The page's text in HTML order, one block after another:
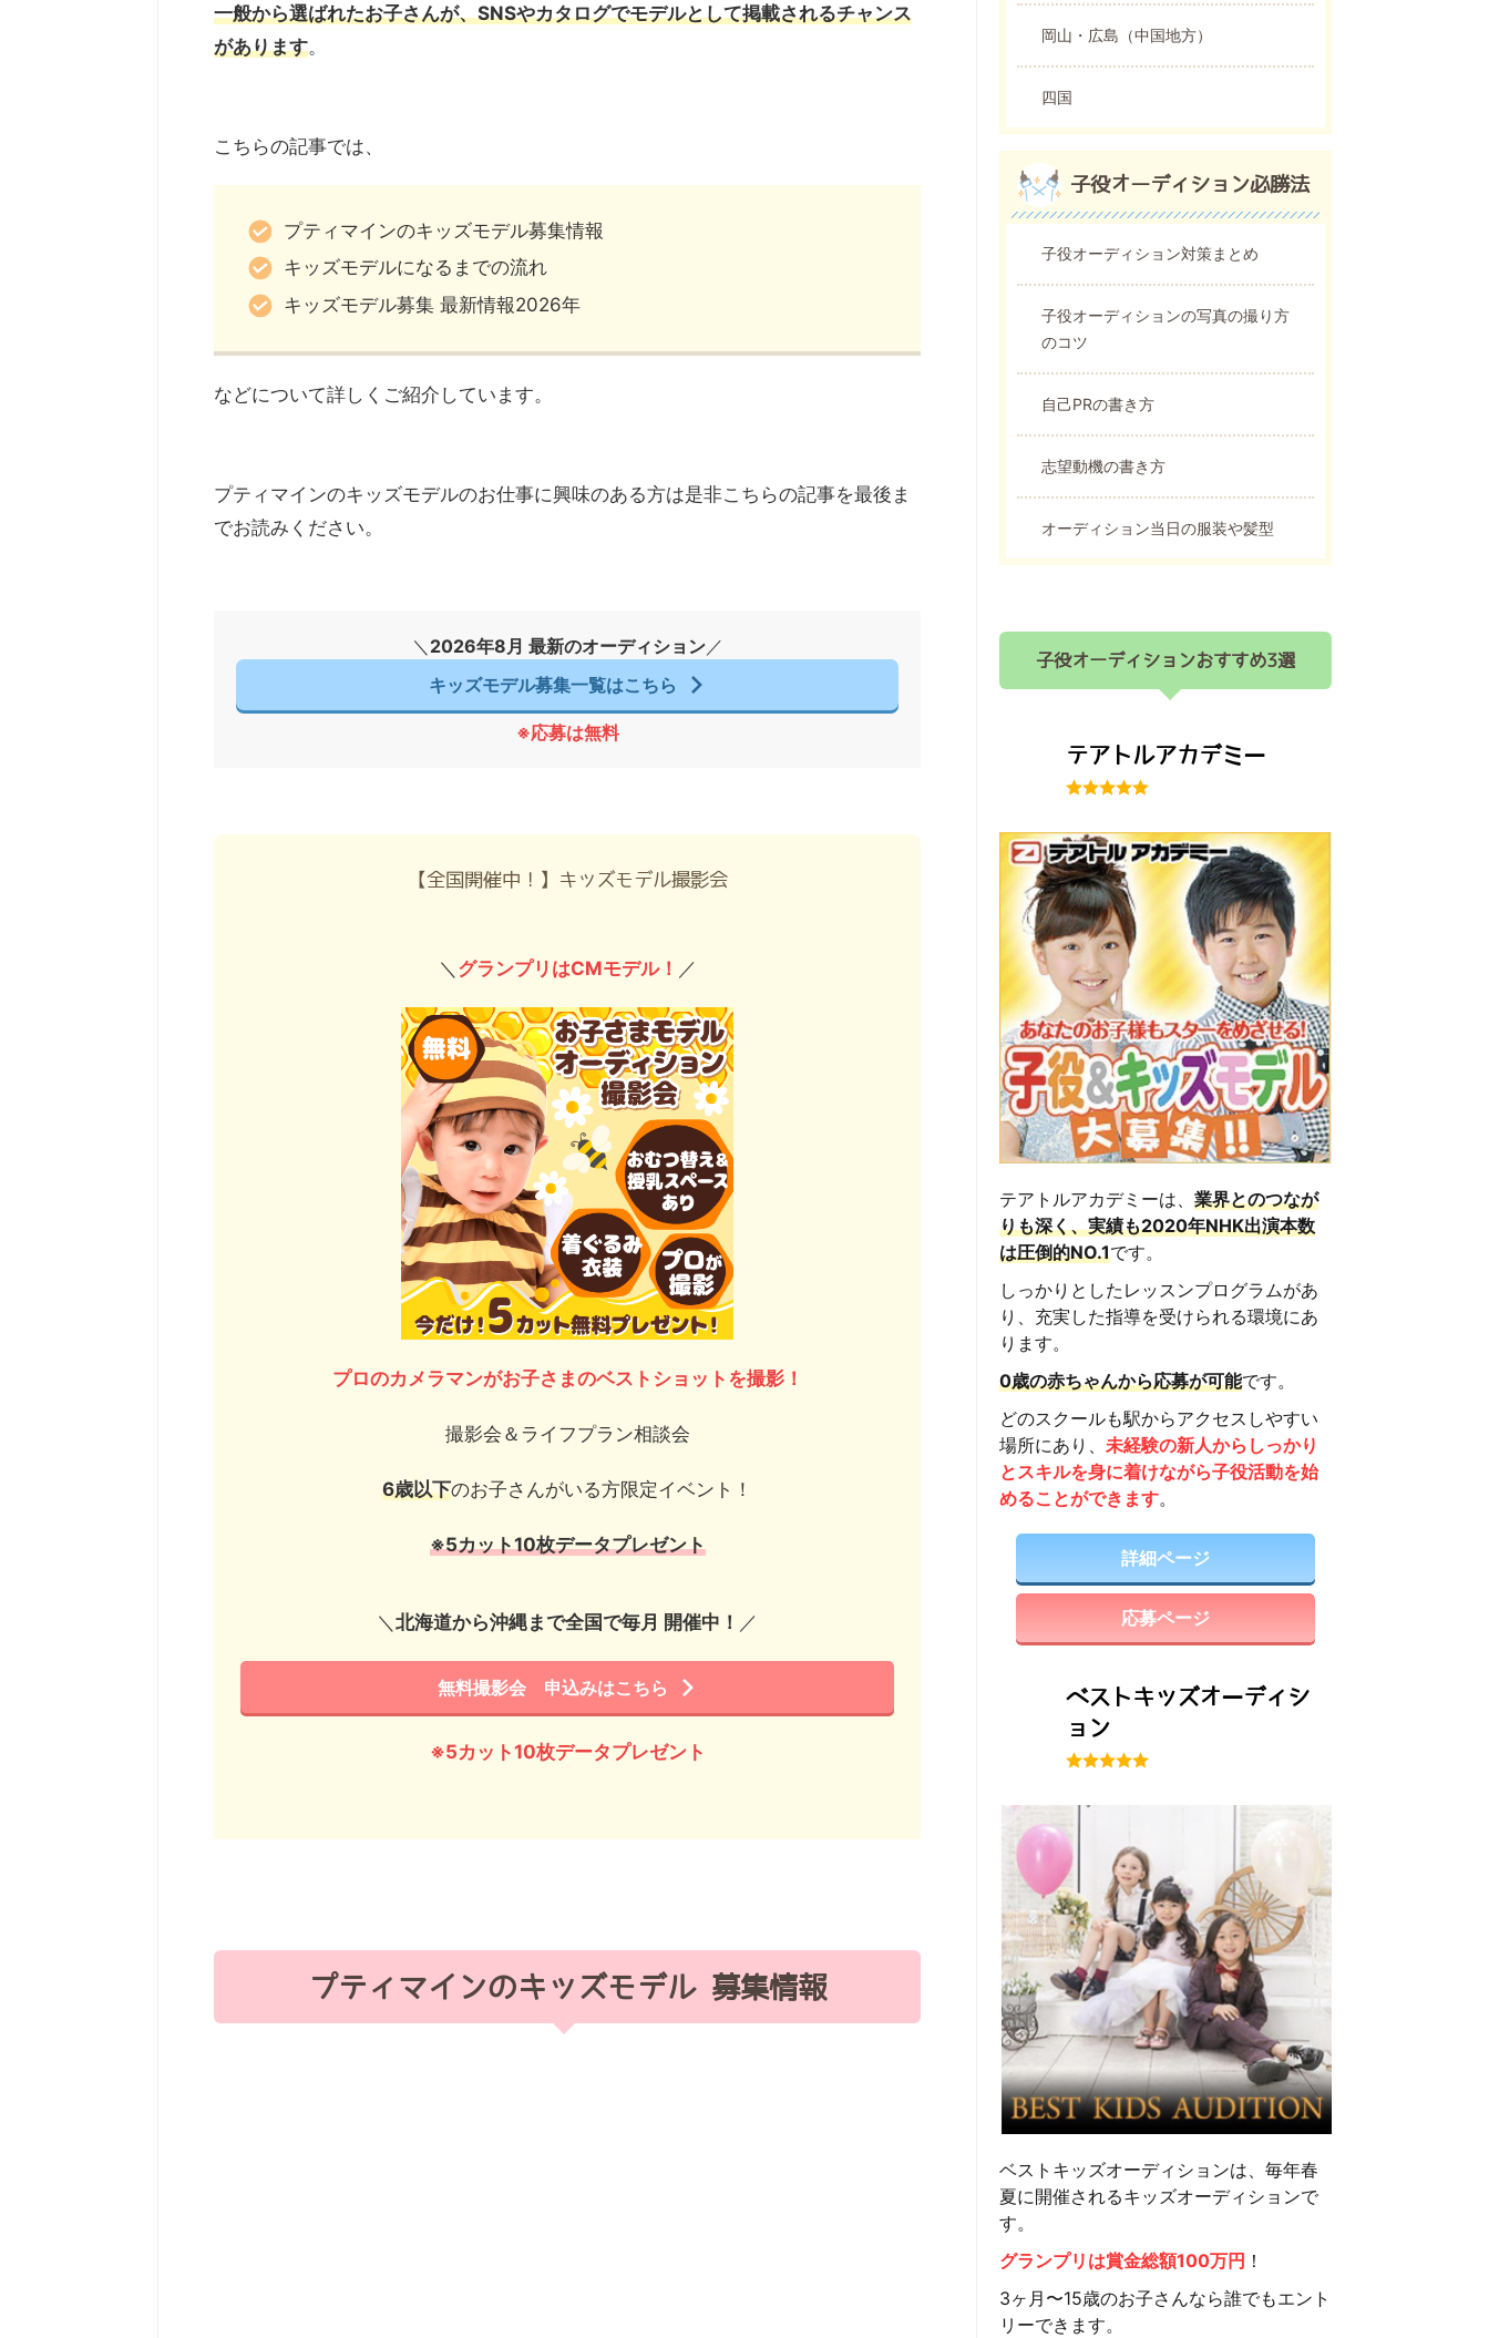
一般から選ばれたお子さんが、SNSやカタログでモデルとして掲載されるチャンス
があります。
こちらの記事では、
プティマインのキッズモデル募集情報
キッズモデルになるまでの流れ
キッズモデル募集 最新情報2026年
などについて詳しくご紹介しています。
プティマインのキッズモデルのお仕事に興味のある方は是非こちらの記事を最後ま
でお読みください。
＼ 2026年8月 最新のオーディション／
キッズモデル募集一覧はこちら
※応募は無料
【全国開催中！】キッズモデル撮影会
＼ グランプリはCMモデル！ ／
プロのカメラマンがお子さまのベストショットを撮影！
撮影会＆ライフプラン相談会
6歳以下のお子さんがいる方限定イベント！
※5カット10枚データプレゼント
＼ 北海道から沖縄まで全国で毎月 開催中！ ／
無料撮影会 申込みはこちら
※5カット10枚データプレゼント
プティマインのキッズモデル 募集情報
岡山・広島（中国地方）
四国
子役オーディション必勝法
子役オーディション対策まとめ
子役オーディションの写真の撮り方
のコツ
自己PRの書き方
志望動機の書き方
オーディション当日の服装や髪型
子役オーディションおすすめ3選
テアトルアカデミー
テアトルアカデミーは、 業界とのつなが
りも深く、実績も2020年NHK出演本数
は圧倒的NO.1です。
しっかりとしたレッスンプログラムがあ
り、充実した指導を受けられる環境にあ
ります。
0歳の赤ちゃんから応募が可能です。
どのスクールも駅からアクセスしやすい
場所にあり、 未経験の新人からしっかり
とスキルを身に着けながら子役活動を始
めることができます。
詳細ページ
応募ページ
ベストキッズオーディシ
ョン
ベストキッズオーディションは、毎年春
夏に開催されるキッズオーディションで
す。
グランプリは賞金総額100万円 ！
3ヶ月〜15歳のお子さんなら誰でもエント
リーできます。